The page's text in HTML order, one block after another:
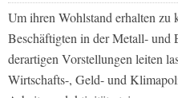
Um ihren Wohlstand erhalten zu
Beschäftigten in der Metall- und
derartigen Vorstellungen leiten
Wirtschafts-, Geld- und